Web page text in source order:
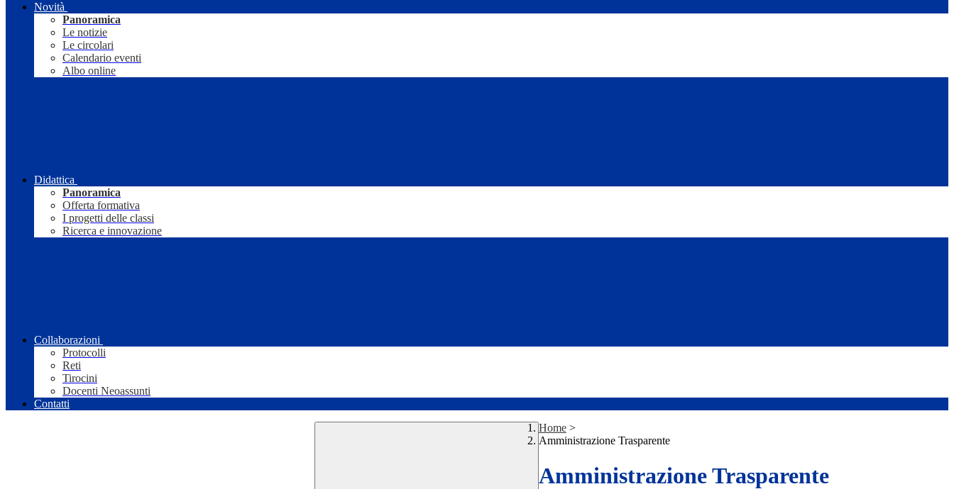
Novità
Panoramica
Le notizie
Le circolari
Calendario eventi
Albo online
Didattica
Panoramica
Offerta formativa
I progetti delle classi
Ricerca e innovazione
Collaborazioni
Protocolli
Reti
Tirocini
Docenti Neoassunti
Contatti
Home >
Amministrazione Trasparente
Amministrazione Trasparente